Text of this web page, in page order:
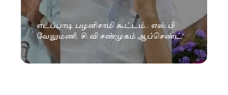
எடப்பாடி பழனிசாமி கூட்டம்.. எஸ்.பி
வேலுமணி, சி.வி சண்முகம் ஆப்செண்ட்!